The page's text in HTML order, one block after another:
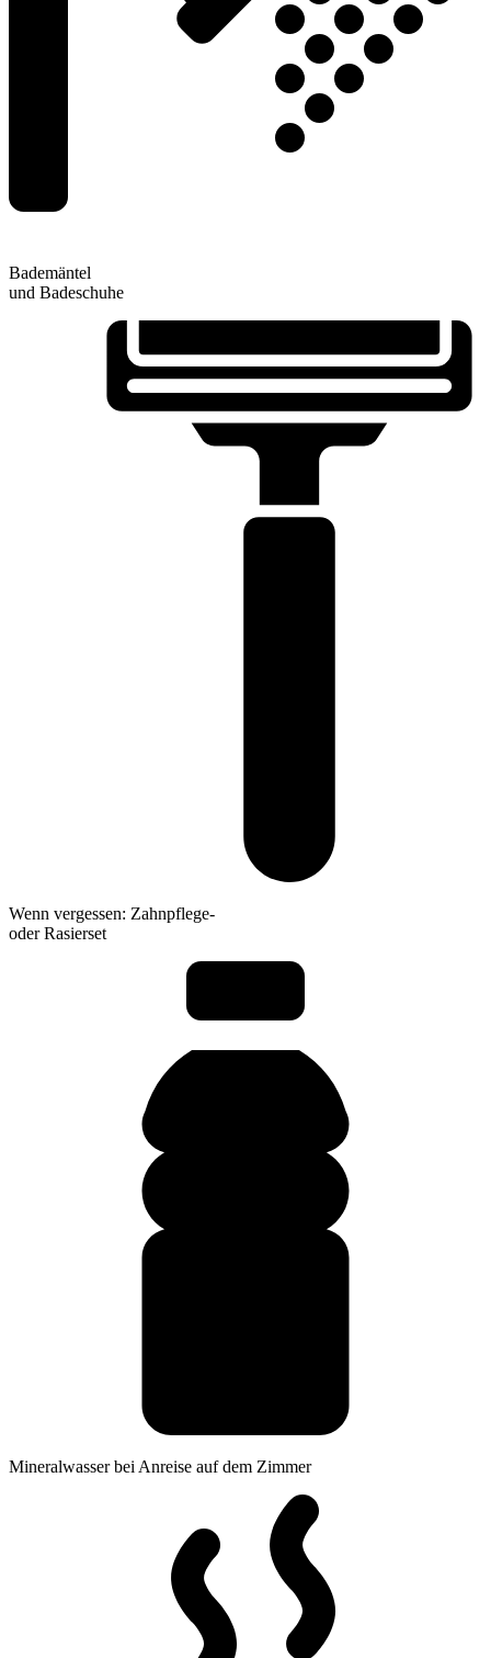
Bademäntel
und Badeschuhe
Wenn vergessen: Zahnpflege-
oder Rasierset
Mineralwasser bei Anreise auf dem Zimmer